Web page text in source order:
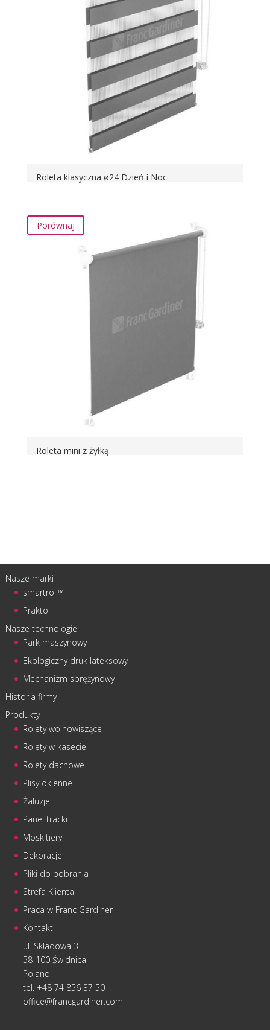
Roleta klasyczna ø24 Dzień i Noc
Roleta mini z żyłką
Porównaj
Nasze marki
smartroll™
Prakto
Nasze technologie
Park maszynowy
Ekologiczny druk lateksowy
Mechanizm sprężynowy
Historia firmy
Produkty
Rolety wolnowiszące
Rolety w kasecie
Rolety dachowe
Plisy okienne
Żaluzje
Panel tracki
Moskitiery
Dekoracje
Pliki do pobrania
Strefa Klienta
Praca w Franc Gardiner
Kontakt
ul. Składowa 3
58-100 Świdnica
Poland
tel. +48 74 856 37 50
office@francgardiner.com